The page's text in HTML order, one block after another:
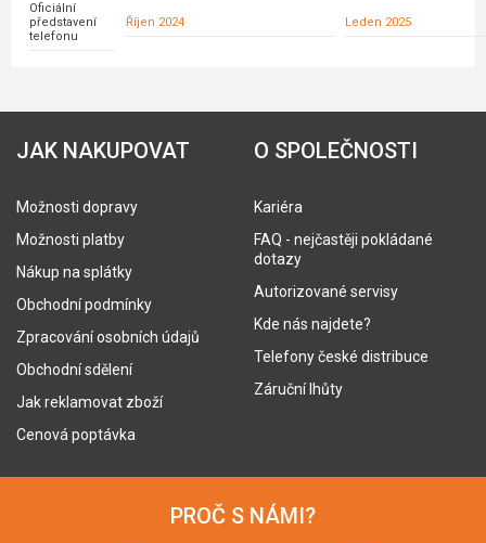
Oficiální
představení
telefonu
Říjen 2024 Leden 2025
JAK NAKUPOVAT
Možnosti dopravy
Možnosti platby
Nákup na splátky
Obchodní podmínky
Zpracování osobních údajů
Obchodní sdělení
Jak reklamovat zboží
Cenová poptávka
O SPOLEČNOSTI
Kariéra
FAQ - nejčastěji pokládané
dotazy
Autorizované servisy
Kde nás najdete?
Telefony české distribuce
Záruční lhůty
PROČ S NÁMI?